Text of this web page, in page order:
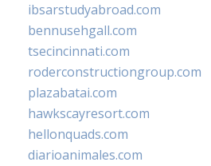
ibsarstudyabroad.com
bennusehgall.com
tsecincinnati.com
roderconstructiongroup.com
plazabatai.com
hawkscayresort.com
hellonquads.com
diarioanimales.com